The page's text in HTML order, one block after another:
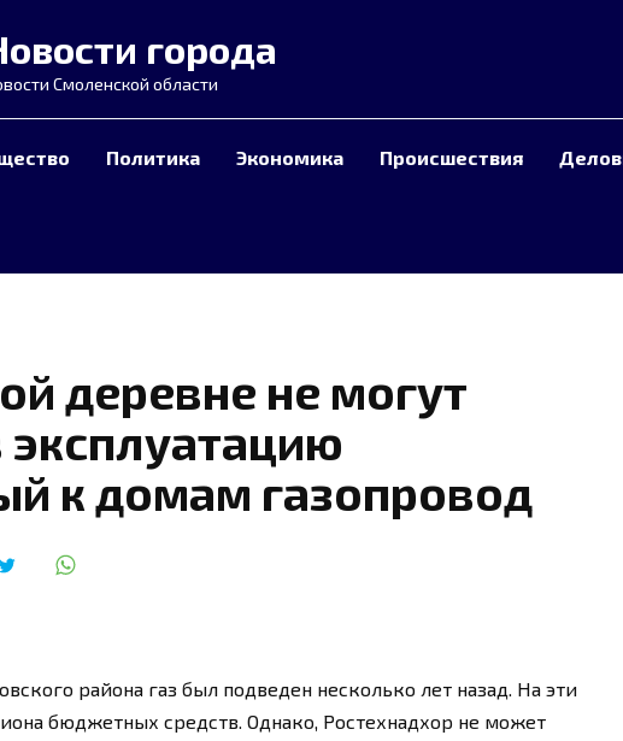
города
Смоленской области
Политика Экономика Происшествия
деревне не могут
эксплуатацию
к домам газопровод
района газ был подведен несколько лет назад. На эти
бюджетных средств. Однако, Ростехнадхор не может